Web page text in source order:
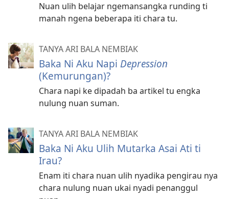
Nuan ulih belajar ngemansangka runding ti
manah ngena beberapa iti chara tu.
TANYA ARI BALA NEMBIAK
Baka Ni Aku Napi Depression
(Kemurungan)?
Chara napi ke dipadah ba artikel tu engka
nulung nuan suman.
TANYA ARI BALA NEMBIAK
Baka Ni Aku Ulih Mutarka Asai Ati ti
Irau?
Enam iti chara nuan ulih nyadika pengirau nya
chara nulung nuan ukai nyadi penanggul